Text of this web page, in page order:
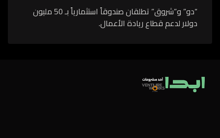
“دو” و”شروق” تطلقان صندوقاً استثمارياً بـ 50 مليون
دولار لدعم قطاع ريادة الأعمال.